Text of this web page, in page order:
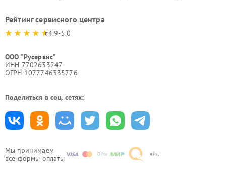
Мы принимаем
все формы оплаты
Рейтинг сервисного центра
4.9-5.0
ООО "Русервис"
ИНН 7702633247
ОГРН 1077746335776
Поделиться в соц. сетях: